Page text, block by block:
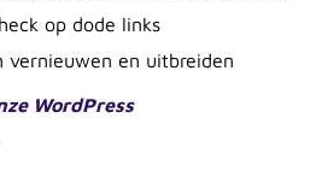
op dode links
vernieuwen en uitbreiden
WordPress